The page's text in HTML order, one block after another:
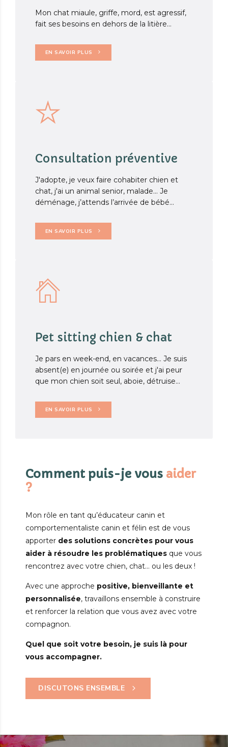
Mon chat miaule, griffe, mord, est agressif,
fait ses besoins en dehors de la litière…
EN SAVOIR PLUS
Consultation préventive
J'adopte, je veux faire cohabiter chien et
chat, j'ai un animal senior, malade... Je
déménage, j’attends l’arrivée de bébé...
EN SAVOIR PLUS
Pet sitting chien & chat
Je pars en week-end, en vacances... Je suis
absent(e) en journée ou soirée et j'ai peur
que mon chien soit seul, aboie, détruise...
EN SAVOIR PLUS
Comment puis-je vous aider
?
Mon rôle en tant qu’éducateur canin et
comportementaliste canin et félin est de vous
apporter des solutions concrètes pour vous
aider à résoudre les problématiques que vous
rencontrez avec votre chien, chat… ou les deux !
Avec une approche positive, bienveillante et
personnalisée, travaillons ensemble à construire
et renforcer la relation que vous avez avec votre
compagnon.
Quel que soit votre besoin, je suis là pour
vous accompagner.
DISCUTONS ENSEMBLE